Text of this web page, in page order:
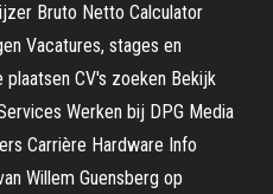
Bruto Netto Calculator
Vacatures, stages en
CV's zoeken Bekijk
Werken bij DPG Media
Carrière Hardware Info
Willem Guensberg op